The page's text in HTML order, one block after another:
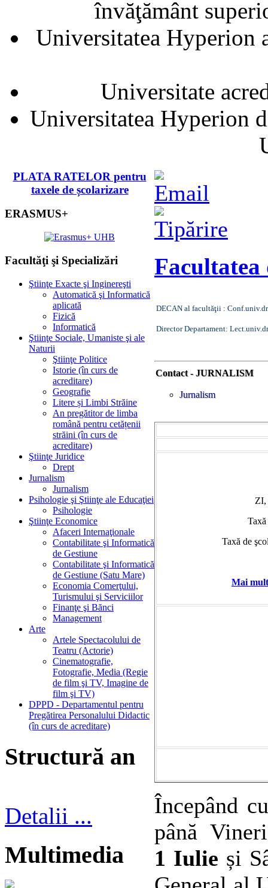
învăţământ
Universitatea Hyperion
Universitate
Universitatea Hyperion
DECAN al facultăţii :
Director Departament:
Contact - JURNALISM
Jurnalism
ZI,
Taxă de
Mai
Începând
până
1 Iulie și
PLATA RATELOR pentru
taxele de școlarizare
ERASMUS+
Facultăţi şi Specializări
Ştiinţe Exacte şi Inginereşti
Automatică şi Informatică
aplicată
Fizică
Informatică
Ştiinţe Sociale, Umaniste şi ale
Naturii
Ştiinţe Politice
Istorie (în curs de
acreditare)
Geografie
Litere și Limbi Străine
An pregătitor de limba
română pentru cetățenii
străini (în curs de
acreditare)
Ştiinţe Juridice
Drept
Jurnalism
Jurnalism
Psihologie şi Ştiinţe ale Educaţiei
Psihologie
Ştiinţe Economice
Afaceri Internaţionale
Contabilitate şi Informatică
de Gestiune
Contabilitate şi Informatică
de Gestiune (Satu Mare)
Economia Comerţului,
Turismului şi Serviciilor
Finanţe şi Bănci
Management
Arte
Artele Spectacolului de
Teatru (Actorie)
Cinematografie,
Fotografie, Media (Regie
de film şi TV, Imagine de
film şi TV)
DPPD - Departamentul pentru
Pregătirea Personalului Didactic
(în curs de acreditare)
Structură an
Detalii ...
Multimedia